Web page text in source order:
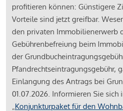
profitieren können: Günstigere
Vorteile sind jetzt greifbar.
den privaten Immobilienerwerb
Gebührenbefreiung beim
der
Pfandrechtseintragungsgebühr,
Einlangung des Antrags bei
01.07.2026. Informieren Sie sich
„Konjunkturpaket für den